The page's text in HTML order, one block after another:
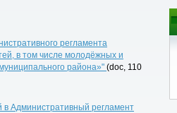
регламента
в том числе молодёжных и
района»" (doc, 110
Административный регламент